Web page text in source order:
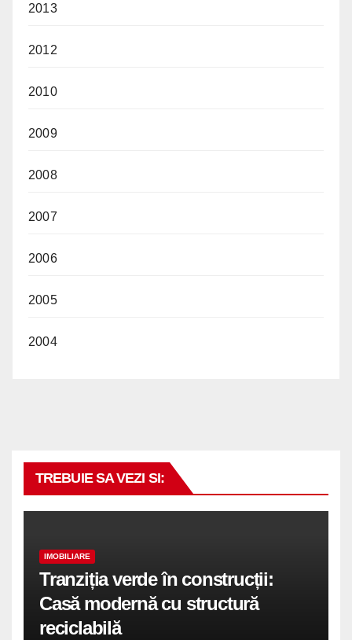
2013
2012
2010
2009
2008
2007
2006
2005
2004
TREBUIE SA VEZI SI:
IMOBILIARE
Tranziția verde în construcții:
Casă modernă cu structură
reciclabilă